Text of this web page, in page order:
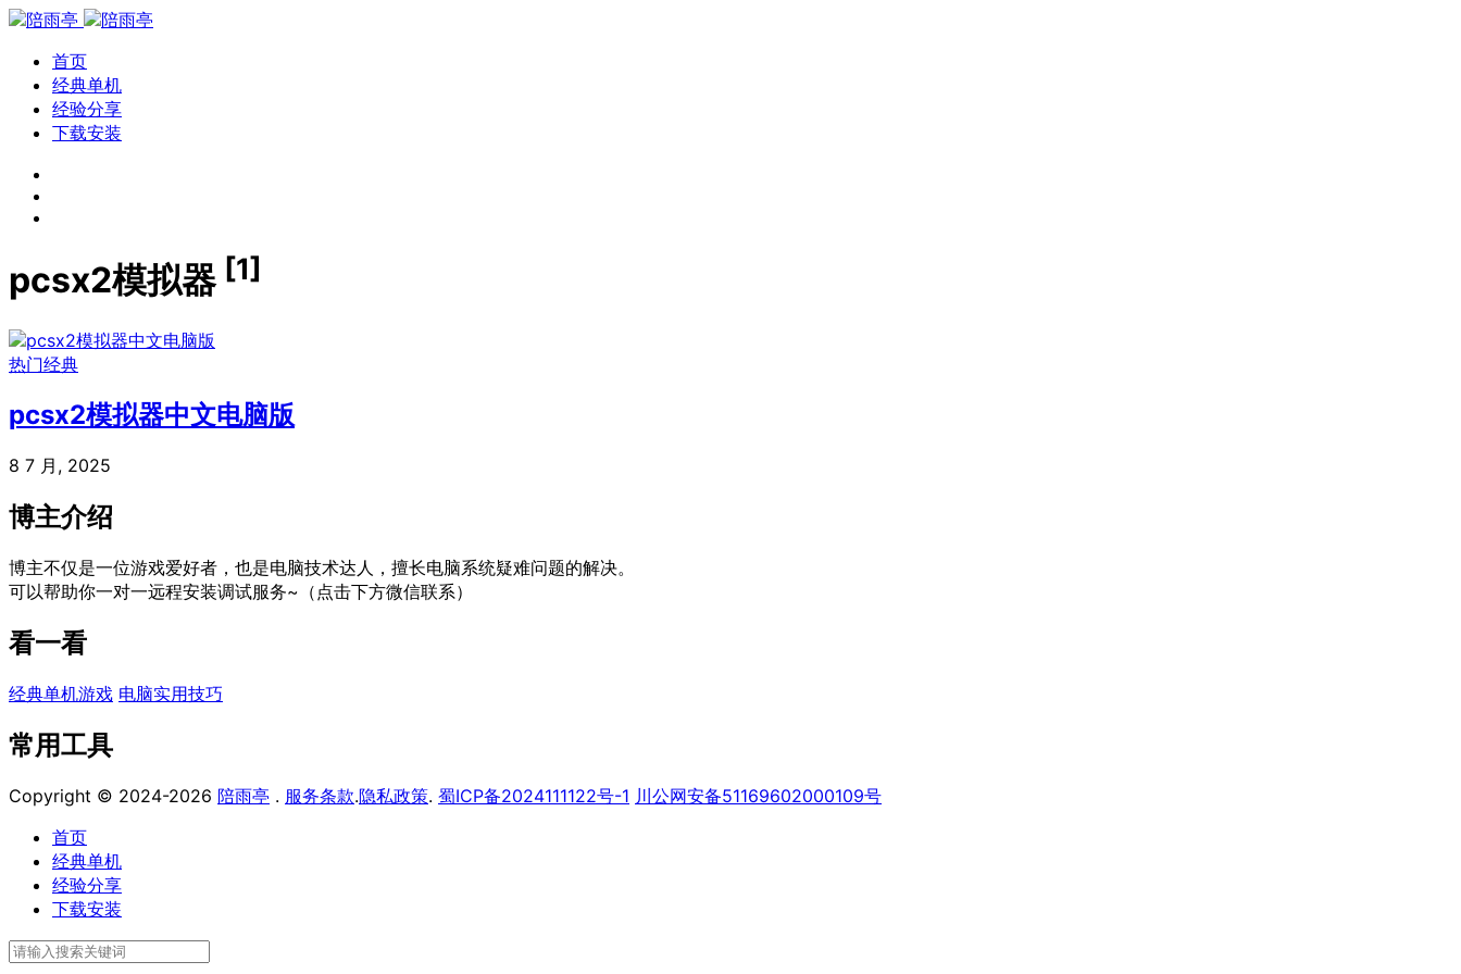
首页
经典单机
经验分享
下载安装
pcsx2模拟器 [1]
热门经典
pcsx2模拟器中文电脑版
8 7 月, 2025
博主介绍
博主不仅是一位游戏爱好者，也是电脑技术达人，擅长电脑系统疑难问题的解决。
可以帮助你一对一远程安装调试服务~（点击下方微信联系）
看一看
经典单机游戏 电脑实用技巧
常用工具
Copyright © 2024-2026 陪雨亭 . 服务条款.隐私政策. 蜀ICP备2024111122号-1 川公网安备51169602000109号
首页
经典单机
经验分享
下载安装